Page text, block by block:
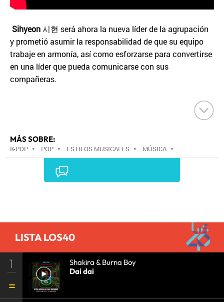
Sihyeon시현 será ahora la nueva líder de la agrupación
y prometió asumir la responsabilidad de que su equipo
trabaje en armonía, así como esforzarse para convertirse
en una líder que pueda comunicarse con sus
compañeras.
MÁS SOBRE:
K-POP • POP • ESTILOS MUSICALES • MÚSICA •
LISTA LOS40
1
Shakira & Burna Boy
Dai dai